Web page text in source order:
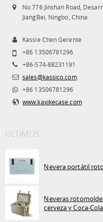
No.776 Jinshan Road,
JiangBei, Ningbo, China
Kassie Chen Gerente
+86 13506781296
+86-574-88231191
sales@kassico.com
+86 13506781296
www.kaxikecase.com
ÚLTIMOS
Nevera portátil
Neveras
cerveza y Coca-Cola